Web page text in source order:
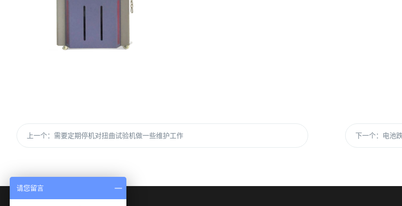
上一个： 需要定期停机对扭曲试验机做一些维护工作 下一个： 电池
请您留言